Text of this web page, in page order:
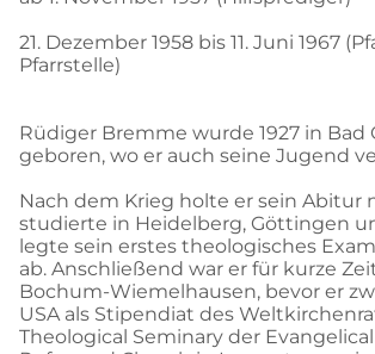
21. Dezember 1958 bis 11. Juni 1967
Pfarrstelle)
Rüdiger Bremme wurde 1927 in Bad
geboren, wo er auch seine Jugend
Nach dem Krieg holte er sein Abitur
studierte in Heidelberg, Göttingen
legte sein erstes theologisches
ab. Anschließend war er für kurze
Bochum-Wiemelhausen, bevor er
USA als Stipendiat des
Theological Seminary der